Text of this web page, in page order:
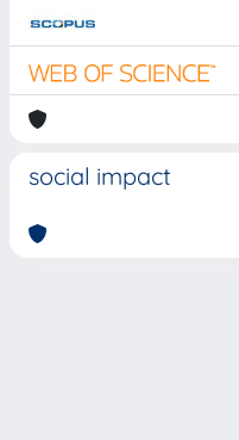
social impact